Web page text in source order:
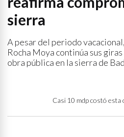
sierra
A pesar del periodo
Rocha Moya continúa sus
obra pública en la sierra de
Casi 10 mdp costó esta